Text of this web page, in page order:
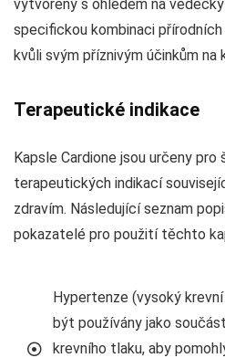
vytvořeny s ohledem na
specifickou kombinaci
kvůli svým příznivým účinkům na
Terapeutické indikace
Kapsle Cardione jsou určeny pro
terapeutických indikací
zdravím. Následující seznam
poka­zatelé pro použití těchto
Hypertenze (vysoký
být používány jako
krevního tlaku, aby